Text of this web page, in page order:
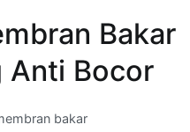
Bakar
Anti Bocor
bakar